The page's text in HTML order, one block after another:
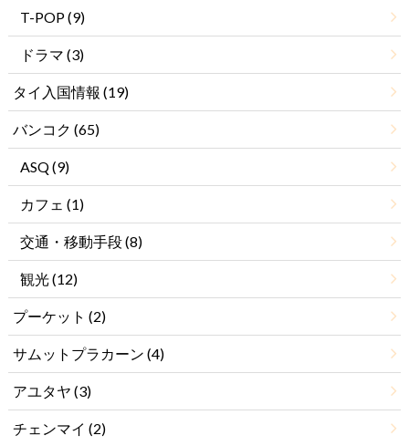
T-POP(9)
ドラマ (3)
タイ入国情報 (19)
バンコク (65)
ASQ(9)
カフェ (1)
交通・移動手段(8)
観光(12)
プーケット (2)
サムットプラカーン (4)
アユタヤ (3)
チェンマイ (2)